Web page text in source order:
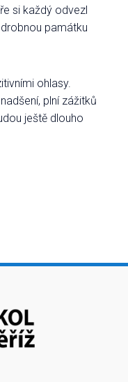
si každý odvezl
památku
ohlasy.
plní zážitků
ještě dlouho